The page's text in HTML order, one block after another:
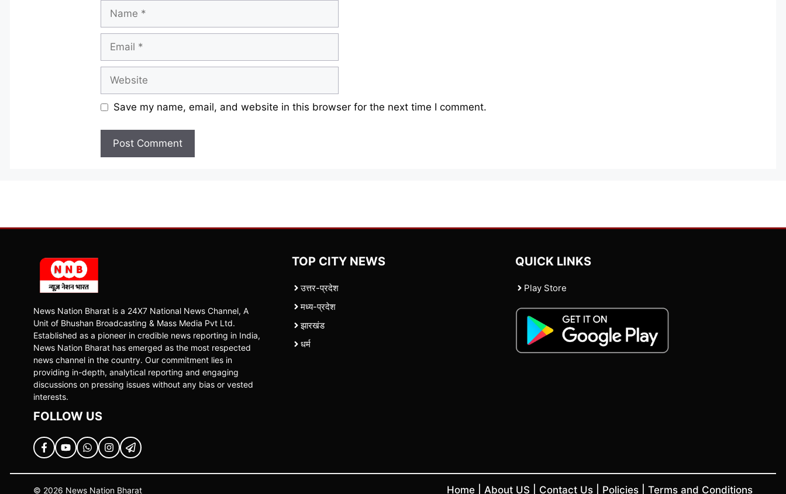
Name
Email
Website
Save my name, email, and website in this browser for the next time I comment.
News Nation Bharat is a 24X7 National News Channel, A
Unit of Bhushan Broadcasting & Mass Media Pvt Ltd.
Established as a pioneer in credible news reporting in India,
News Nation Bharat has emerged as the most respected
news channel in the country. Our commitment lies in
providing in-depth, analytical reporting and engaging
discussions on pressing issues without any bias or vested
interests.
FOLLOW US
TOP CITY NEWS
उत्तर-प्रदेश
मध्य-प्रदेश
झारखंड
धर्म
QUICK LINKS
Play Store
© 2026 News Nation Bharat Home About US Contact Us Policies Terms and Conditions